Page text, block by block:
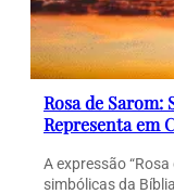
Rosa de
Representa em
A expressão
simbólicas da